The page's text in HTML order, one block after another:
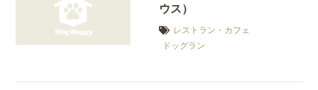
ウス）
レストラン・カフェ
ドッグラン